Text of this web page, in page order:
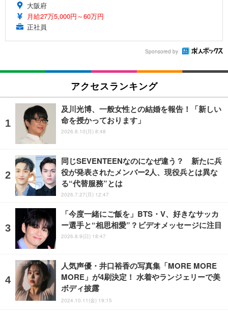
大阪府
月給27万5,000円～60万円
正社員
Sponsored by
アクセスランキング
及川光博、一般女性との結婚を報告！「新しい
命を授かっております」
2026.8.10(月) 8:48
同じSEVENTEENなのになぜ違う？ 新たに兵
役が発表されたメンバー2人、現役兵とは異な
る“代替服務”とは
2026.7.27(月) 12:47
「今度一緒にご飯を」BTS・V、好きなサッカ
ー選手と“相思相愛”？ビデオメッセージに注目
2026.8.9(日) 18:47
人気声優・井口裕香の写真集「MORE MORE
MORE」が4刷決定！ 水着やランジェリーで美
ボディ披露
2024.10.11(金) 19:15